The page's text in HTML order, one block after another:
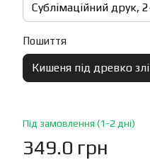
Сублімаційний друк,
Пошиття
Кишеня під древко
Під замовлення (1-2 дні)
349.0 грн